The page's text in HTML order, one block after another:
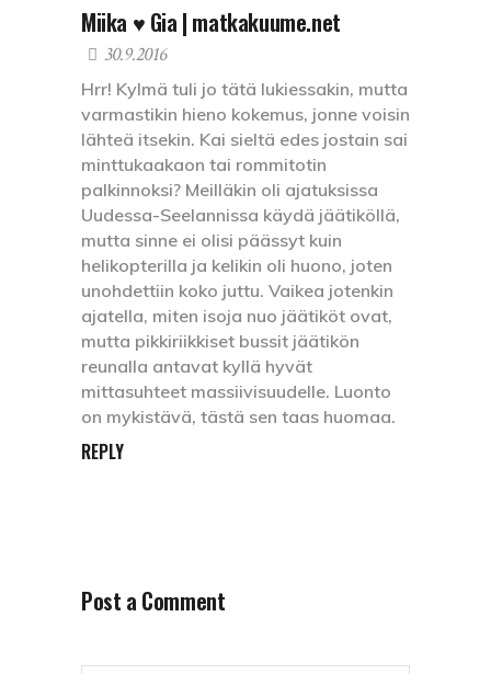
Miika ♥ Gia | matkakuume.net
30.9.2016
Hrr! Kylmä tuli jo tätä lukiessakin, mutta
varmastikin hieno kokemus, jonne voisin
lähteä itsekin. Kai sieltä edes jostain sai
minttukaakaon tai rommitotin
palkinnoksi? Meilläkin oli ajatuksissa
Uudessa-Seelannissa käydä jäätiköllä,
mutta sinne ei olisi päässyt kuin
helikopterilla ja kelikin oli huono, joten
unohdettiin koko juttu. Vaikea jotenkin
ajatella, miten isoja nuo jäätiköt ovat,
mutta pikkiriikkiset bussit jäätikön
reunalla antavat kyllä hyvät
mittasuhteet massiivisuudelle. Luonto
on mykistävä, tästä sen taas huomaa.
REPLY
Post a Comment